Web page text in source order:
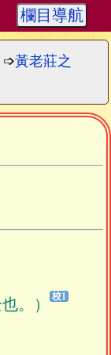
欄目導航
➩黃老莊之
。）